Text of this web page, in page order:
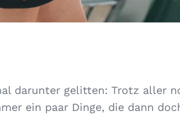
darunter gelitten: Trotz aller
ein paar Dinge, die dann